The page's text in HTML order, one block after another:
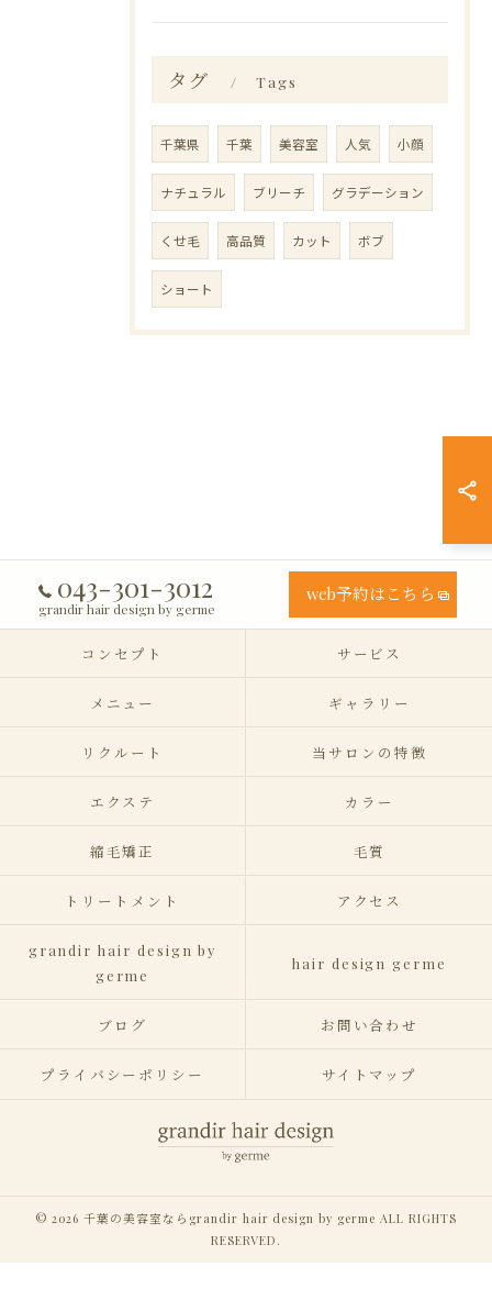
タグ Tags
千葉県 千葉 美容室 人気 小顔
ナチュラル ブリーチ グラデーション
くせ毛 高品質 カット ボブ
ショート
043-301-3012
grandir hair design by germe
web予約はこちら
コンセプト サービス
メニュー ギャラリー
リクルート 当サロンの特徴
エクステ カラー
縮毛矯正 毛質
トリートメント アクセス
grandir hair design by
germe
hair design germe
ブログ お問い合わせ
プライバシーポリシー サイトマップ
© 2026 千葉の美容室ならgrandir hair design by germe ALL RIGHTS
RESERVED.